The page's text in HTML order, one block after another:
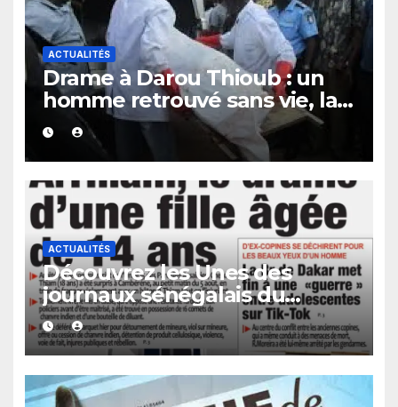
ACTUALITÉS
Drame à Darou Thioub : un
homme retrouvé sans vie, la
présence de traces de sang
alimente les premières
investigations.
ACTUALITÉS
Découvrez les Unes des
journaux sénégalais du
vendredi 07 août 2026